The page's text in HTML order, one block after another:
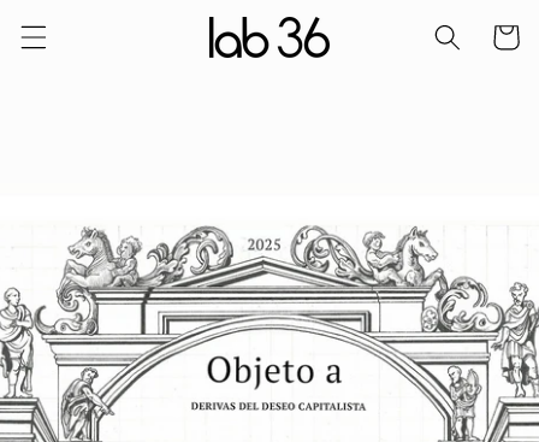
Saltar al
contingut
Carro